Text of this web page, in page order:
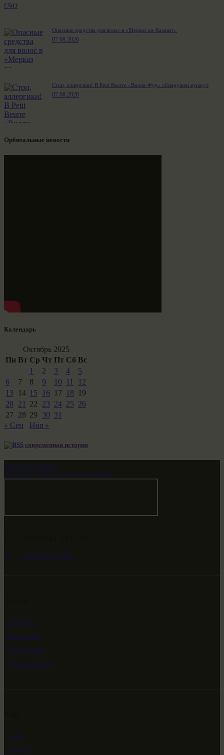
Опасные средства для волос в «Мерказ ха-Халакот»
07.08.2026
Стоп, аллергики! В Petit Beurre «Вилли-Фуд» обнаружен кунжут
07.08.2026
Орбитальные новости
Календарь
Октябрь 2025
Пн Вт Ср Чт Пт Сб Вс
1
2 3 4
5
6
7 8 9 10 11
12
13
14 15 16 17 18
19
20
21 22 23 24 25 26
27 28 29 30 31
« Сен
Ноя »
современная история
Звездные врата
НАШ МИР ВЧЕРА СЕГОДНЯ И ЗАВТРА
+682 (000) 0001
Главная
Выставки
Коллекции
Мероприятия
Сайт
Контакт